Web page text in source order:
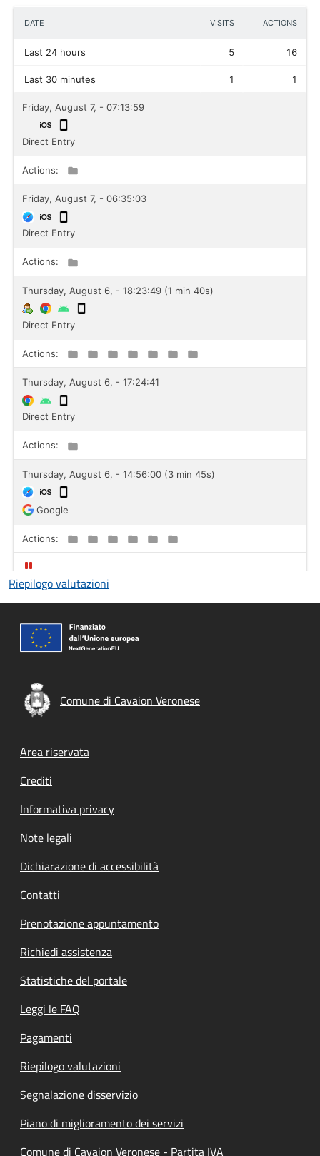
Riepilogo valutazioni
Comune di Cavaion Veronese
Footer menu
Area riservata
Crediti
Informativa privacy
Note legali
Dichiarazione di accessibilità
Contatti
Prenotazione appuntamento
Richiedi assistenza
Statistiche del portale
Leggi le FAQ
Pagamenti
Riepilogo valutazioni
Segnalazione disservizio
Piano di miglioramento dei servizi
Comune di Cavaion Veronese - Partita IVA